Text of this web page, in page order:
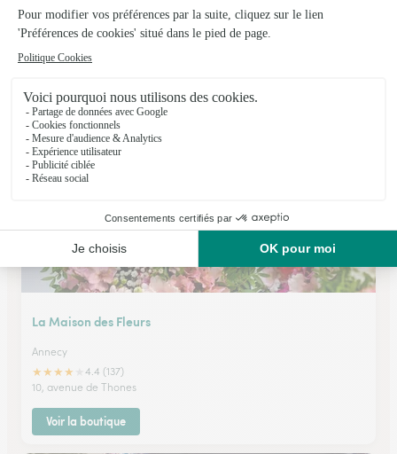
Monceau Fleurs
Pringy
251, route d'Annecy
Voir la boutique
La Maison des Fleurs
Annecy
★★★★
4.4 (137)
10, avenue de Thones
Voir la boutique